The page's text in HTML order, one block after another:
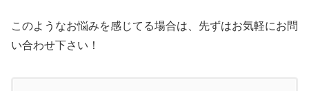
このようなお悩みを感じてる場合は、先ずはお気軽にお問
い合わせ下さい！